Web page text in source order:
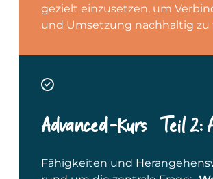
gezielt einzusetzen, um
und Umsetzung nachhaltig zu
Advanced-Kurs – Teil 2:
Fähigkeiten und